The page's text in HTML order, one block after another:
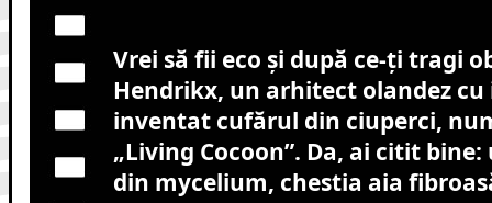
Vrei să fii eco și după ce-ți tragi
Hendrikx, un arhitect olandez
inventat cufărul din ciuperci,
„Living Cocoon”. Da, ai citit
din mycelium, chestia aia